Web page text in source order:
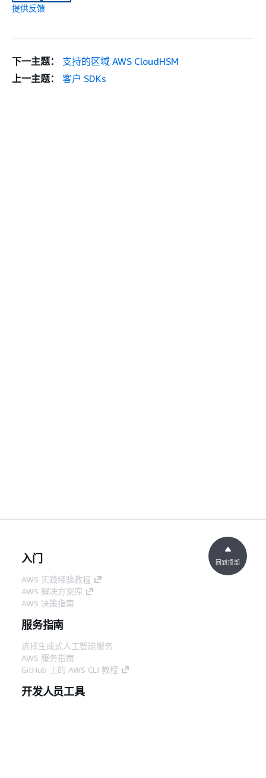
提供反馈
下一主题：
支持的区域 AWS CloudHSM
上一主题：
客户 SDKs
入门
AWS 实践经验教程
AWS 解决方案库
AWS 决策指南
服务指南
选择生成式人工智能服务
AWS 服务指南
GitHub 上的 AWS CLI 教程
开发人员工具
回到顶部